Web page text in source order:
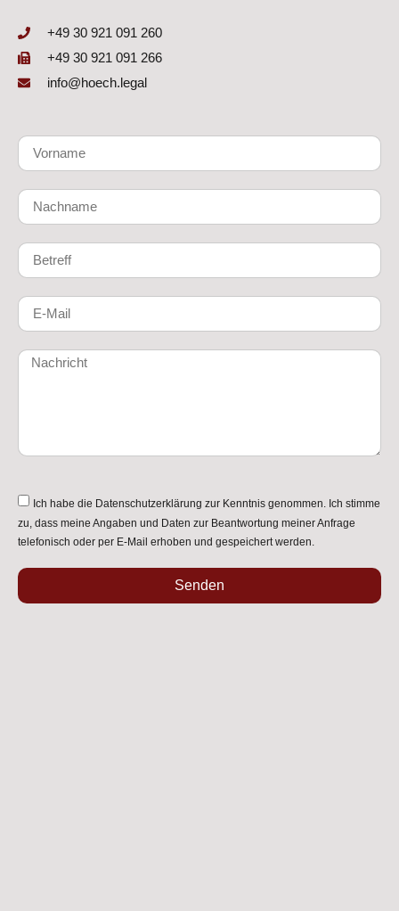
+49 30 921 091 260
+49 30 921 091 266
info@hoech.legal
Ich habe die Datenschutzerklärung zur Kenntnis genommen. Ich stimme
zu, dass meine Angaben und Daten zur Beantwortung meiner Anfrage
telefonisch oder per E-Mail erhoben und gespeichert werden.
Senden